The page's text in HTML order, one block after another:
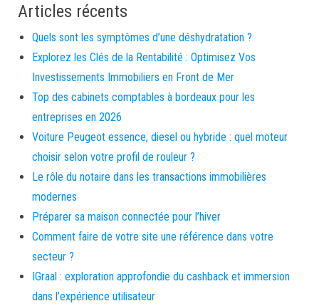
Articles récents
Quels sont les symptômes d’une déshydratation ?
Explorez les Clés de la Rentabilité : Optimisez Vos
Investissements Immobiliers en Front de Mer
Top des cabinets comptables à bordeaux pour les
entreprises en 2026
Voiture Peugeot essence, diesel ou hybride : quel moteur
choisir selon votre profil de rouleur ?
Le rôle du notaire dans les transactions immobilières
modernes
Préparer sa maison connectée pour l’hiver
Comment faire de votre site une référence dans votre
secteur ?
IGraal : exploration approfondie du cashback et immersion
dans l’expérience utilisateur